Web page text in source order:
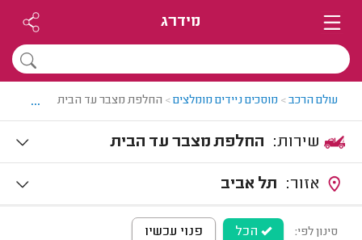
מידרג
עולם הרכב> מוסכים ניידים מומלצים> החלפת מצבר עד הבית ...
החלפת מצבר עד הבית
תל אביב
סינון לפי: הכל פנוי עכשיו